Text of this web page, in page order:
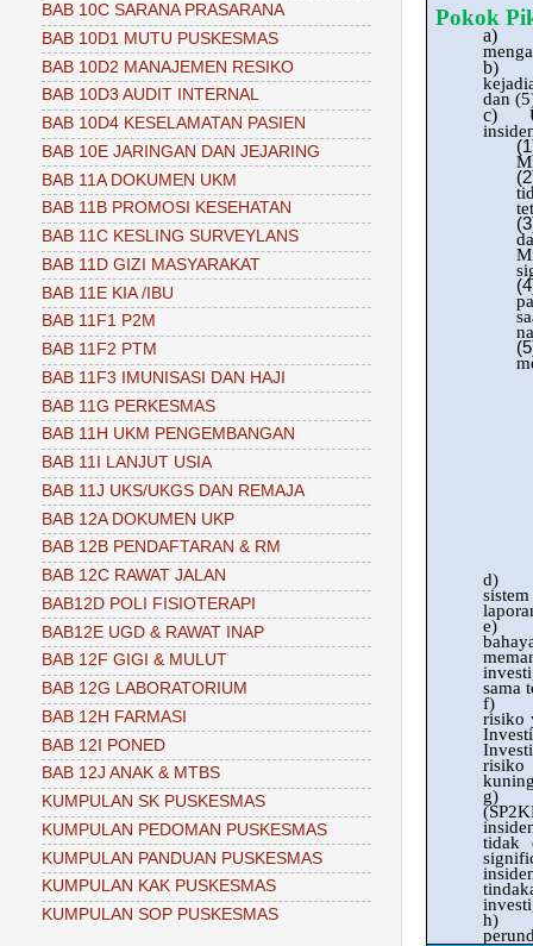
Pokok
a)
b)
dan
c)
d)
e)
sama
f)
risiko
risiko
g)
tidak
h)
BAB 10C SARANA PRASARANA
BAB 10D1 MUTU PUSKESMAS
BAB 10D2 MANAJEMEN RESIKO
BAB 10D3 AUDIT INTERNAL
BAB 10D4 KESELAMATAN PASIEN
BAB 10E JARINGAN DAN JEJARING
BAB 11A DOKUMEN UKM
BAB 11B PROMOSI KESEHATAN
BAB 11C KESLING SURVEYLANS
BAB 11D GIZI MASYARAKAT
BAB 11E KIA /IBU
BAB 11F1 P2M
BAB 11F2 PTM
BAB 11F3 IMUNISASI DAN HAJI
BAB 11G PERKESMAS
BAB 11H UKM PENGEMBANGAN
BAB 11I LANJUT USIA
BAB 11J UKS/UKGS DAN REMAJA
BAB 12A DOKUMEN UKP
BAB 12B PENDAFTARAN & RM
BAB 12C RAWAT JALAN
BAB12D POLI FISIOTERAPI
BAB12E UGD & RAWAT INAP
BAB 12F GIGI & MULUT
BAB 12G LABORATORIUM
BAB 12H FARMASI
BAB 12I PONED
BAB 12J ANAK & MTBS
KUMPULAN SK PUSKESMAS
KUMPULAN PEDOMAN PUSKESMAS
KUMPULAN PANDUAN PUSKESMAS
KUMPULAN KAK PUSKESMAS
KUMPULAN SOP PUSKESMAS